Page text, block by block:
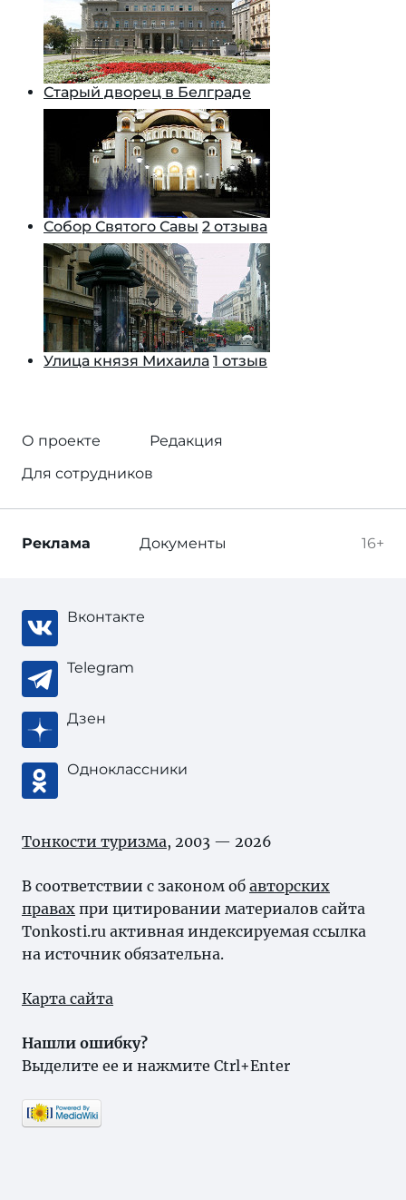
Старый дворец в Белграде
Собор Святого Савы 2 отзыва
Улица князя Михаила 1 отзыв
О проекте
Редакция
Для сотрудников
16+
Реклама Документы
Вконтакте
Telegram
Дзен
Одноклассники
Тонкости туризма, 2003 — 2026
В соответствии с законом об авторских
правах при цитировании материалов сайта
Tonkosti.ru активная индексируемая ссылка
на источник обязательна.
Карта сайта
Нашли ошибку?
Выделите ее и нажмите Ctrl+Enter